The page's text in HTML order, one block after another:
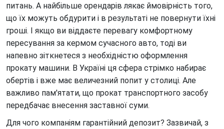
Оренда авто для посольств
Оренда авто для фотосесії
Оренда авто для юридичних осіб
Оренда авто з ГБО
Оренда авто на весілля
Оренда авто на вихідні
Оренда авто на добу
питань. А найбільше орендарів лякає ймовірність того,
що їх можуть обдурити і в результаті не повернути їхні
гроші. І якщо ви віддаєте перевагу комфортному
пересування за кермом сучасного авто, тоді ви
напевно зіткнетеся з необхідністю оформлення
прокату машини. В Україні ця сфера стрімко набирає
обертів і вже має величезний попит у столиці. Але
важливо пам'ятати, що прокат транспортного засобу
передбачає внесення заставної суми.
Для чого компаніям гарантійний депозит? Зазвичай, з